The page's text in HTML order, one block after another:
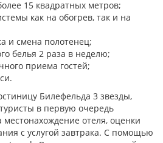
15 квадратных метров;
как на обогрев, так и на
и смена полотенец;
белья 2 раза в неделю;
приема гостей;
Билефельда 3 звезды,
в первую очередь
отеля, оценки
с услугой завтрака. С помощью